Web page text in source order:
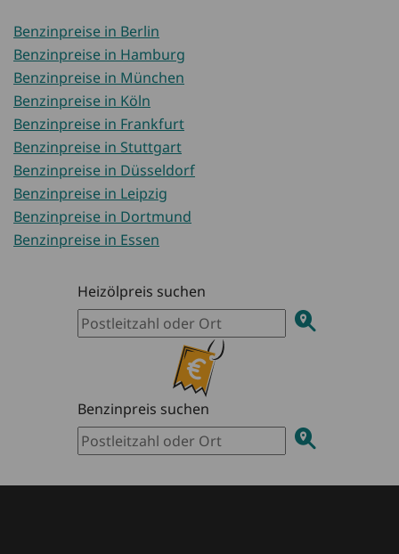
Benzinpreise in Berlin
Benzinpreise in Hamburg
Benzinpreise in München
Benzinpreise in Köln
Benzinpreise in Frankfurt
Benzinpreise in Stuttgart
Benzinpreise in Düsseldorf
Benzinpreise in Leipzig
Benzinpreise in Dortmund
Benzinpreise in Essen
Heizölpreis suchen
Benzinpreis suchen